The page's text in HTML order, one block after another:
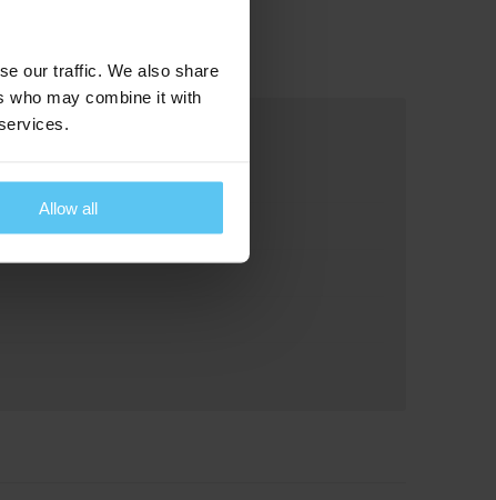
our traffic. We also share
who may combine it with
Allow all